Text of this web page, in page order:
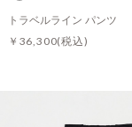
トラベルライン パンツ
￥36,300(税込)